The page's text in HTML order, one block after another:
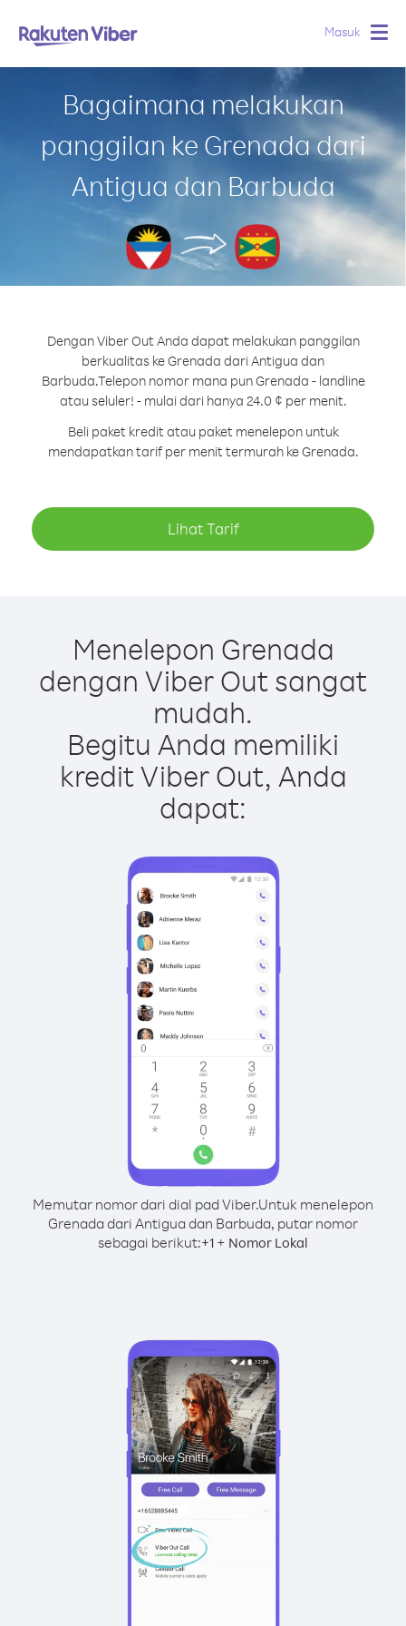
Masuk
Bagaimana melakukan
panggilan ke Grenada dari
Antigua dan Barbuda
Dengan Viber Out Anda dapat melakukan panggilan
berkualitas ke Grenada dari Antigua dan
Barbuda.Telepon nomor mana pun Grenada - landline
atau seluler! - mulai dari hanya 24.0 ¢ per menit.
Beli paket kredit atau paket menelepon untuk
mendapatkan tarif per menit termurah ke Grenada.
Lihat Tarif
Menelepon Grenada
dengan Viber Out sangat
mudah.
Begitu Anda memiliki
kredit Viber Out, Anda
dapat:
Memutar nomor dari dial pad Viber.Untuk menelepon
Grenada dari Antigua dan Barbuda, putar nomor
sebagai berikut:+1 + Nomor Lokal